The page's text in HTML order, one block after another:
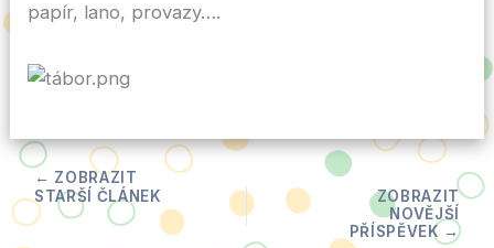
papír, lano, provazy….